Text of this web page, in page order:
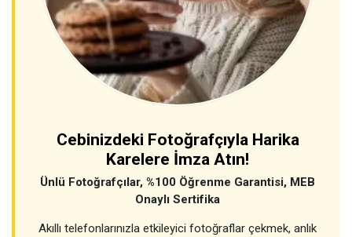
Cebinizdeki Fotoğrafçıyla Harika
Karelere İmza Atın!
Ünlü Fotoğrafçılar, %100 Öğrenme Garantisi, MEB
Onaylı Sertifika
Akıllı telefonlarınızla etkileyici fotoğraflar çekmek, anlık